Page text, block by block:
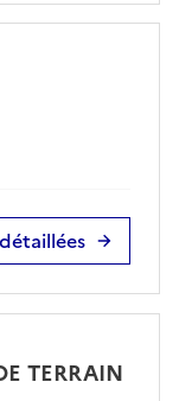
TERRAIN